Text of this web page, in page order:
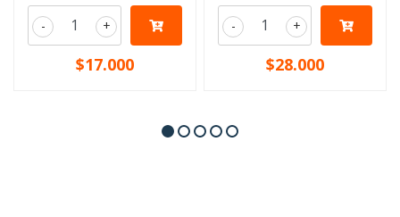
+
-
$17.000
+
-
$28.000